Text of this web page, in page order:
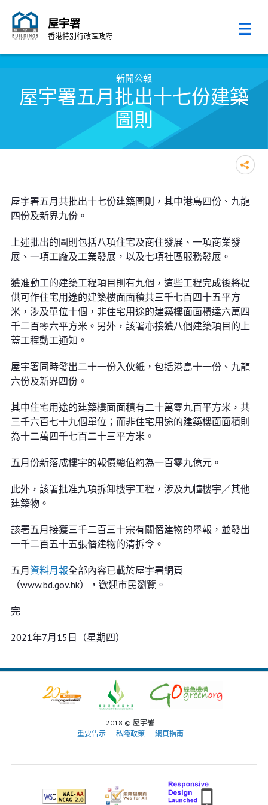
屋宇署
香港特別行政區政府
新聞公報
屋宇署五月批出十七份建築
圖則
屋宇署五月批出十七份建築圖則
屋宇署五月共批出十七份建築圖則，其中港島四份、九龍
四份及新界九份。
上述批出的圖則包括八項住宅及商住發展、一項商業發
展、一項工廠及工業發展，以及七項社區服務發展。
獲准動工的建築工程項目則有九個，這些工程完成後將提
供可作住宅用途的建築樓面面積共三千七百四十五平方
米，涉及單位十個，非住宅用途的建築樓面面積達六萬四
千二百零六平方米。另外，該署亦接獲八個建築項目的上
蓋工程動工通知。
屋宇署同時發出二十一份入伙紙，包括港島十一份、九龍
六份及新界四份。
其中住宅用途的建築樓面面積有二十萬零九百平方米，共
三千六百七十九個單位；而非住宅用途的建築樓面面積則
為十二萬四千七百二十三平方米。
五月份新落成樓宇的報價總值約為一百零九億元。
此外，該署批准九項拆卸樓宇工程，涉及九幢樓宇／其他
建築物。
該署五月接獲三千二百三十宗有關僭建物的舉報，並發出
一千二百五十五張僭建物的清拆令。
五月 資料月報全部內容已載於屋宇署網頁
（www.bd.gov.hk），歡迎市民瀏覽。
完
2021年7月15日（星期四）
2018 © 屋宇署
重要告示
私隱政策 網頁指南